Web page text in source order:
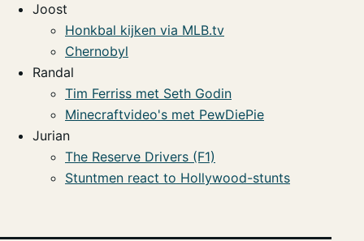
Joost
Honkbal kijken via MLB.tv
Chernobyl
Randal
Tim Ferriss met Seth Godin
Minecraftvideo's met PewDiePie
Jurian
The Reserve Drivers (F1)
Stuntmen react to Hollywood-stunts